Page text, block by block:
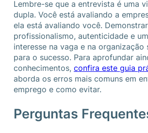
Lembre-se que a entrevista é uma
dupla. Você está avaliando a
ela está avaliando você. Demonstrar
profissionalismo, autenticidade e
interesse na vaga e na organização
para o sucesso. Para aprofundar
conhecimentos, confira este guia
aborda os erros mais comuns em
emprego e como evitar.
Perguntas